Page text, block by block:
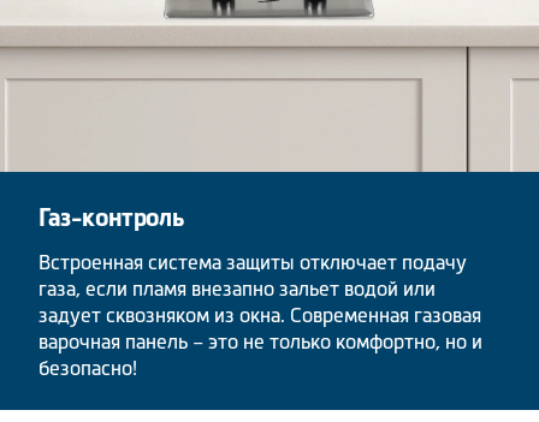
Газ-контроль
Встроенная система защиты отключает подачу
газа, если пламя внезапно зальет водой или
задует сквозняком из окна. Современная газовая
варочная панель – это не только комфортно, но и
безопасно!